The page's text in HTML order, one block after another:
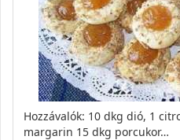
Hozzávalók: 10 dkg dió, 1
margarin 15 dkg porcukor…